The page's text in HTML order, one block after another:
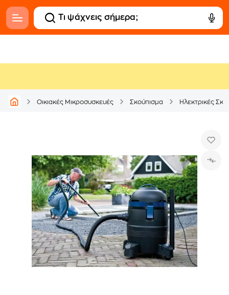
Οικιακές Μικροσυσκευές Σκούπισμα Ηλεκτρικές